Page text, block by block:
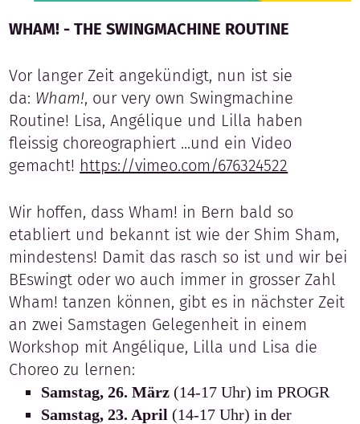
WHAM! - THE SWINGMACHINE ROUTINE
Vor langer Zeit angekündigt, nun ist sie
da: Wham!, our very own Swingmachine
Routine! Lisa, Angélique und Lilla haben
fleissig choreographiert ...und ein Video
gemacht! https://vimeo.com/676324522
Wir hoffen, dass Wham! in Bern bald so
etabliert und bekannt ist wie der Shim Sham,
mindestens! Damit das rasch so ist und wir bei
BEswingt oder wo auch immer in grosser Zahl
Wham! tanzen können, gibt es in nächster Zeit
an zwei Samstagen Gelegenheit in einem
Workshop mit Angélique, Lilla und Lisa die
Choreo zu lernen:
Samstag, 26. März (14-17 Uhr) im PROGR
Samstag, 23. April(14-17 Uhr) in der